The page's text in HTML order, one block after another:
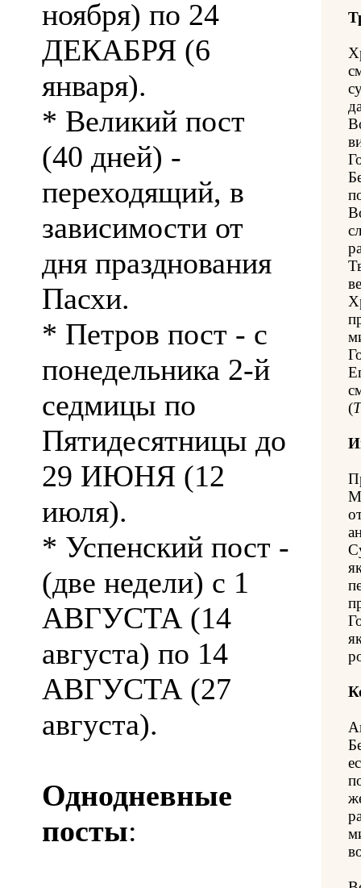
ноября) по 24
ДЕКАБРЯ (6
января).
* Великий пост
(40 дней) -
переходящий, в
зависимости от
дня празднования
Пасхи.
* Петров пост - с
понедельника 2-й
седмицы по
Пятидесятницы до
29 ИЮНЯ (12
июля).
* Успенский пост -
(две недели) с 1
АВГУСТА (14
августа) по 14
АВГУСТА (27
августа).
Однодневные
посты:
(